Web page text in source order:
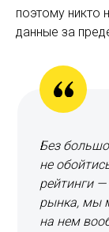
поэтому никто
данные за
Без
не
рейтинги
рынка, мы
на нем